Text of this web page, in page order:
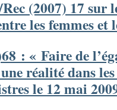
(2007) 17 sur
les femmes et
: « Faire de
réalité dans
le 12 mai